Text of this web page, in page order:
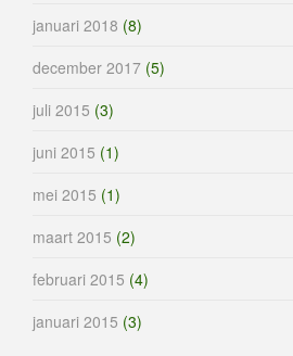
januari 2018 (8)
december 2017 (5)
juli 2015 (3)
juni 2015 (1)
mei 2015 (1)
maart 2015 (2)
februari 2015 (4)
januari 2015 (3)